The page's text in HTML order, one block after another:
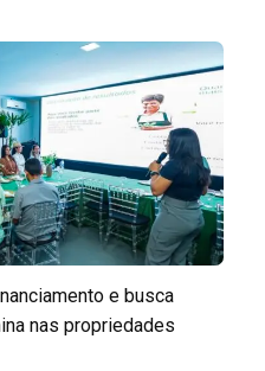
e busca
nas propriedades